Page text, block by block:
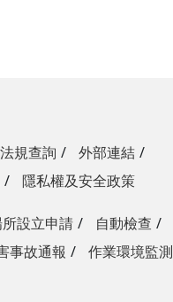
法規查詢
外部連結
隱私權及安全政策
設立申請
自動檢查
事故通報 作業環境監測